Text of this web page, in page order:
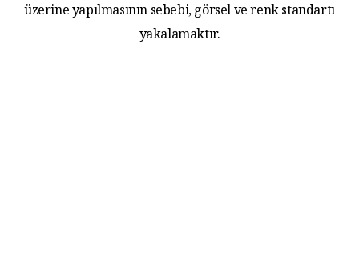
üzerine yapılmasının sebebi, görsel ve renk standartı
yakalamaktır.